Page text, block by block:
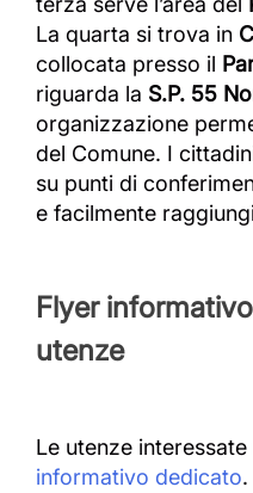
La quarta si trova in
collocata presso il
riguarda la S.P. 55
organizzazione
del Comune. I
su punti di
e facilmente
Flyer
utenze
Le utenze
informativo dedicato